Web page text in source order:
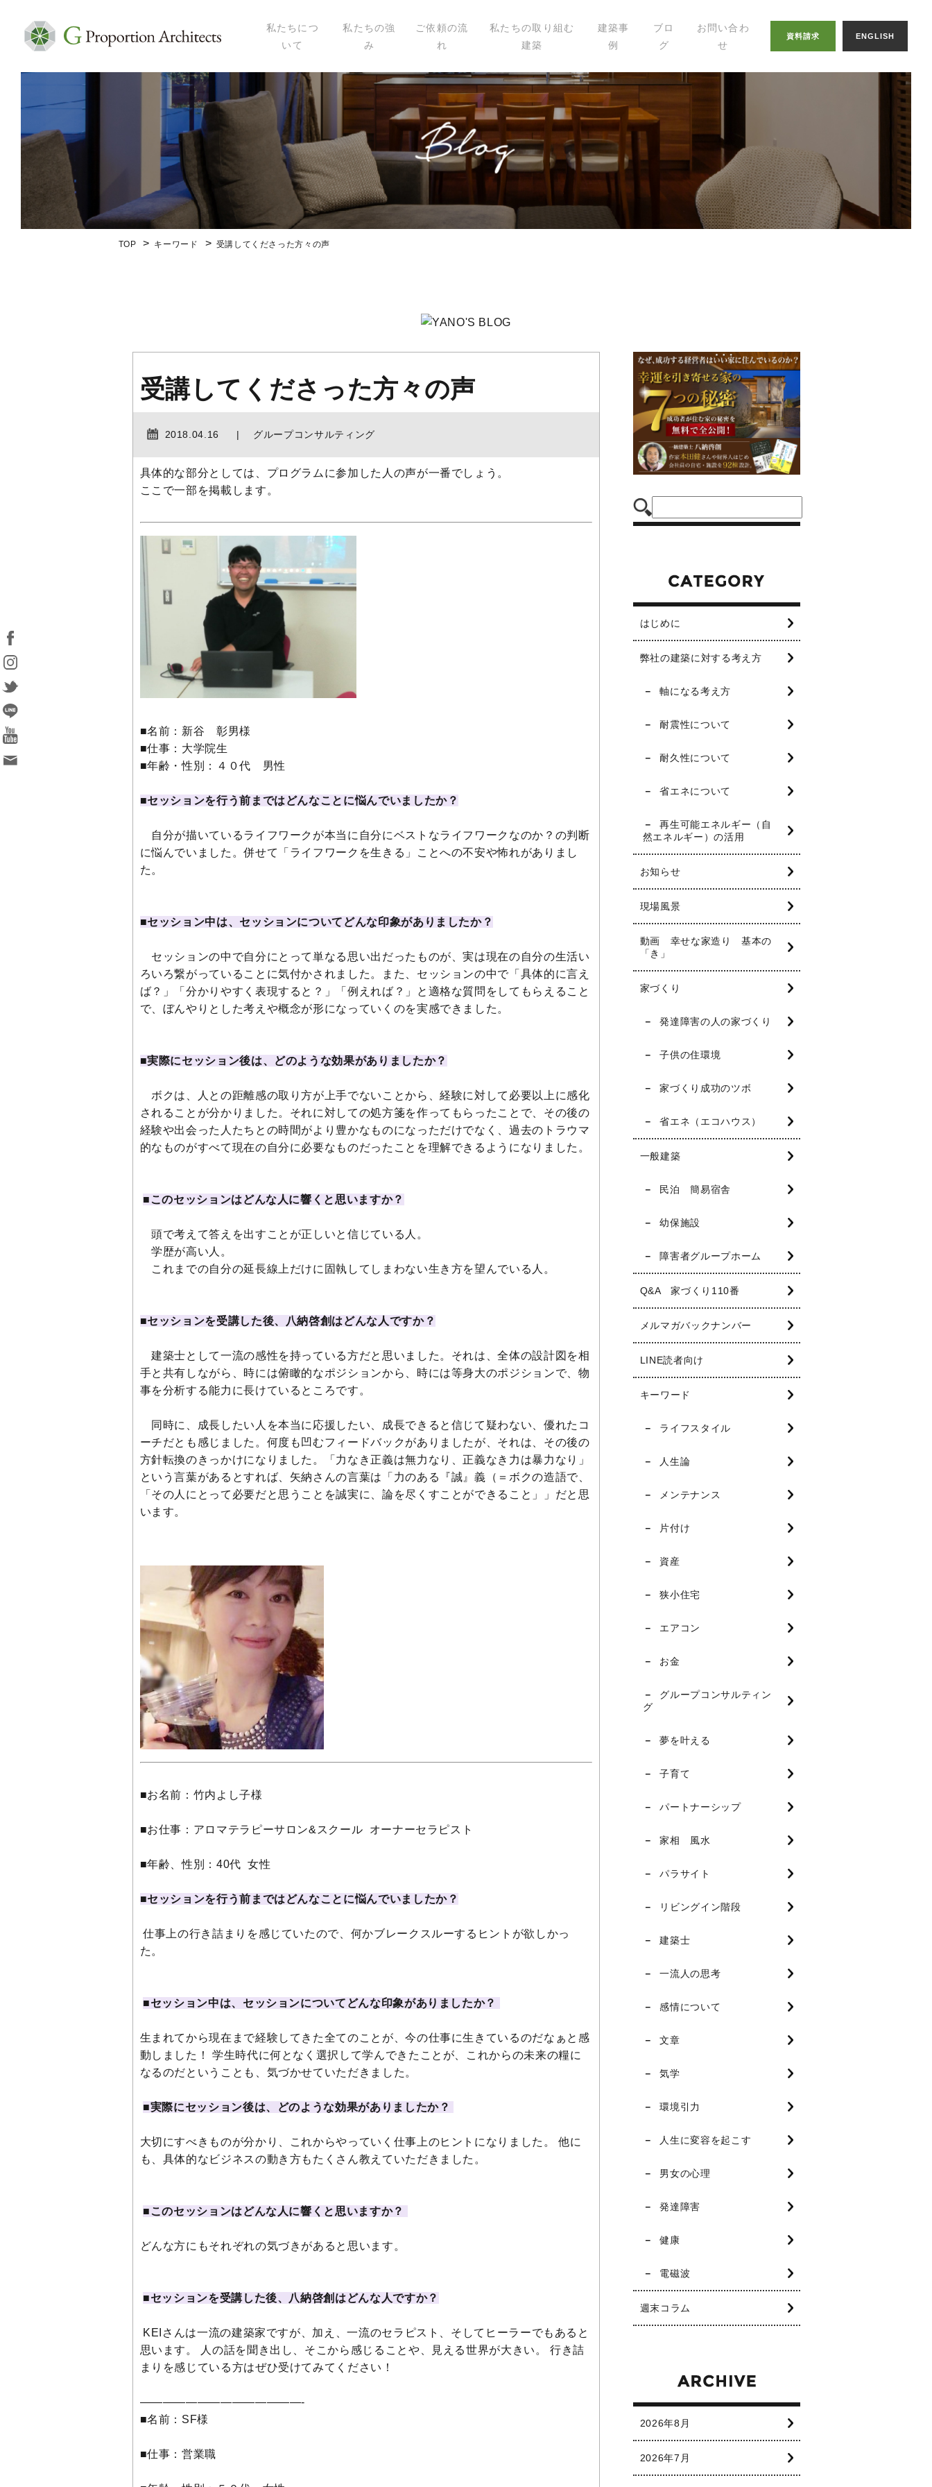
私たちにつ
いて
私たちについて
代表プロフィール
セミナー・講演
メディア掲載
会社概要
私たちの強
み
ご依頼の流
れ
私たちの取り組む
建築
建築事
例
ブロ
グ
幸せの家づくりの
八納ブログ
スタッフグログ
お問い合わ
せ
資料請求 ENGLISH
TOP キーワード 受講してくださった方々の声
受講してくださった方々の声
2018.04.16 グループコンサルティング
具体的な部分としては、プログラムに参加した人の声が一番でしょう。
ここで一部を掲載します。
■名前：新谷 彰男様
■仕事：大学院生
■年齢・性別：４０代 男性
■セッションを行う前まではどんなことに悩んでいましたか？
自分が描いているライフワークが本当に自分にベストなライフワークなのか？の判断
に悩んでいました。併せて「ライフワークを生きる」ことへの不安や怖れがありまし
た。
■セッション中は、セッションについてどんな印象がありましたか？
セッションの中で自分にとって単なる思い出だったものが、実は現在の自分の生活い
ろいろ繋がっていることに気付かされました。また、セッションの中で「具体的に言え
ば？」「分かりやすく表現すると？」「例えれば？」と適格な質問をしてもらえること
で、ぼんやりとした考えや概念が形になっていくのを実感できました。
■実際にセッション後は、どのような効果がありましたか？
ボクは、人との距離感の取り方が上手でないことから、経験に対して必要以上に感化
されることが分かりました。それに対しての処方箋を作ってもらったことで、その後の
経験や出会った人たちとの時間がより豊かなものになっただけでなく、過去のトラウマ
的なものがすべて現在の自分に必要なものだったことを理解できるようになりました。
■このセッションはどんな人に響くと思いますか？
頭で考えて答えを出すことが正しいと信じている人。
学歴が高い人。
これまでの自分の延長線上だけに固執してしまわない生き方を望んでいる人。
■セッションを受講した後、八納啓創はどんな人ですか？
建築士として一流の感性を持っている方だと思いました。それは、全体の設計図を相
手と共有しながら、時には俯瞰的なポジションから、時には等身大のポジションで、物
事を分析する能力に長けているところです。
同時に、成長したい人を本当に応援したい、成長できると信じて疑わない、優れたコ
ーチだとも感じました。何度も凹むフィードバックがありましたが、それは、その後の
方針転換のきっかけになりました。「力なき正義は無力なり、正義なき力は暴力なり」
という言葉があるとすれば、矢納さんの言葉は「力のある『誠』義（＝ボクの造語で、
「その人にとって必要だと思うことを誠実に、論を尽くすことができること」」だと思
います。
■お名前：竹内よし子様
■お仕事：アロマテラピーサロン&スクール オーナーセラピスト
■年齢、性別：40代 女性
■セッションを行う前まではどんなことに悩んでいましたか？
仕事上の行き詰まりを感じていたので、何かブレークスルーするヒントが欲しかっ
た。
■セッション中は、セッションについてどんな印象がありましたか？
生まれてから現在まで経験してきた全てのことが、今の仕事に生きているのだなぁと感
動しました！ 学生時代に何となく選択して学んできたことが、これからの未来の糧に
なるのだということも、気づかせていただきました。
■実際にセッション後は、どのような効果がありましたか？
大切にすべきものが分かり、これからやっていく仕事上のヒントになりました。 他に
も、具体的なビジネスの動き方もたくさん教えていただきました。
■このセッションはどんな人に響くと思いますか？
どんな方にもそれぞれの気づきがあると思います。
■セッションを受講した後、八納啓創はどんな人ですか？
KEIさんは一流の建築家ですが、加え、一流のセラピスト、そしてヒーラーでもあると
思います。 人の話を聞き出し、そこから感じることや、見える世界が大きい。 行き詰
まりを感じている方はぜひ受けてみてください！
——————————————-
■名前：SF様
■仕事：営業職
はじめに
弊社の建築に対する考え方
軸になる考え方
耐震性について
耐久性について
省エネについて
再生可能エネルギー（自
然エネルギー）の活用
お知らせ
現場風景
動画 幸せな家造り 基本の
「き」
家づくり
発達障害の人の家づくり
子供の住環境
家づくり成功のツボ
省エネ（エコハウス）
一般建築
民泊 簡易宿舎
幼保施設
障害者グループホーム
Q&A 家づくり110番
メルマガバックナンバー
LINE読者向け
キーワード
ライフスタイル
人生論
メンテナンス
片付け
資産
狭小住宅
エアコン
お金
グループコンサルティン
グ
夢を叶える
子育て
パートナーシップ
家相 風水
パラサイト
リビングイン階段
建築士
一流人の思考
感情について
文章
気学
環境引力
人生に変容を起こす
男女の心理
発達障害
健康
電磁波
週末コラム
2026年8月
2026年7月